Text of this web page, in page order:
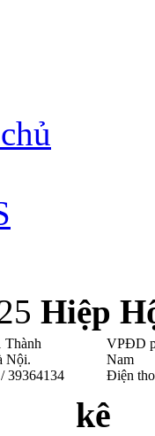
Hiệp
Thành
Nội .
39364134
VPĐD
Nam
Điện
kê